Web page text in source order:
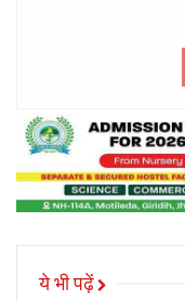
ये भी पढ़ें